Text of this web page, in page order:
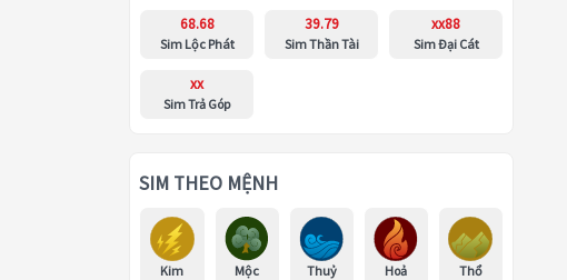
68.68
Sim Lộc Phát
39.79
Sim Thần Tài
xx88
Sim Đại Cát
xx
Sim Trả Góp
SIM THEO MỆNH
Kim Mộc Thuỷ Hoả Thổ